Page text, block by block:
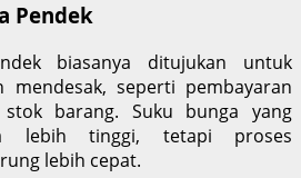
Pendek
biasanya ditujukan untuk
mendesak, seperti pembayaran
barang. Suku bunga yang
lebih tinggi, tetapi proses
lebih cepat.